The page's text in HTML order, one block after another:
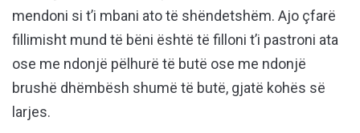
mendoni si t’i mbani ato të shëndetshëm. Ajo çfarë
fillimisht mund të bëni është të filloni t’i pastroni ata
ose me ndonjë pëlhurë të butë ose me ndonjë
brushë dhëmbësh shumë të butë, gjatë kohës së
larjes.